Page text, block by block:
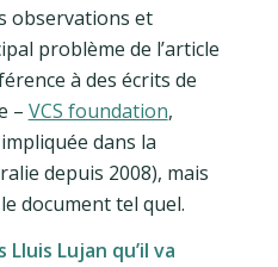
observations et
problème de l’article
à des écrits de
– VCS foundation,
dans la
depuis 2008), mais
document tel quel.
Lujan qu’il va